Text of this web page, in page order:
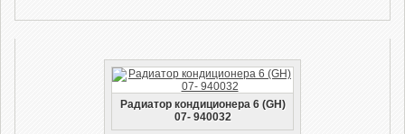
Радиатор кондиционера 6 (GH)
07- 940032